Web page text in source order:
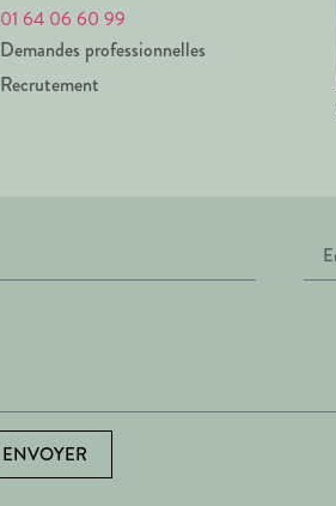
01 64 06 60 99
Demandes professionnelles
Recrutement
ENVOYER